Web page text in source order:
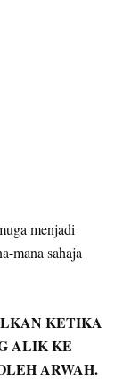
menjadi
mana sahaja
KETIKA
ALIK KE
ARWAH.